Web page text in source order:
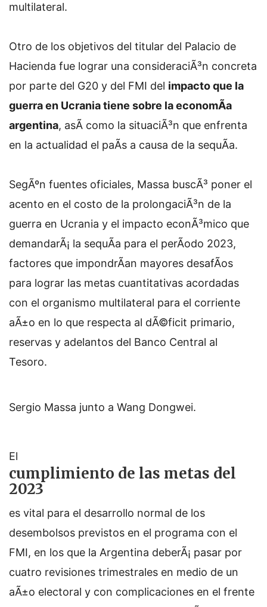
multilateral.
Otro de los objetivos del titular del Palacio de
Hacienda fue lograr una consideraciÃ³n concreta
por parte del G20 y del FMI del impacto que la
guerra en Ucrania tiene sobre la economÃ­a
argentina, asÃ­ como la situaciÃ³n que enfrenta
en la actualidad el paÃ­s a causa de la sequÃ­a.
SegÃºn fuentes oficiales, Massa buscÃ³ poner el
acento en el costo de la prolongaciÃ³n de la
guerra en Ucrania y el impacto econÃ³mico que
demandarÃ¡ la sequÃ­a para el perÃ­odo 2023,
factores que impondrÃ­an mayores desafÃ­os
para lograr las metas cuantitativas acordadas
con el organismo multilateral para el corriente
aÃ±o en lo que respecta al dÃ©ficit primario,
reservas y adelantos del Banco Central al
Tesoro.
Sergio Massa junto a Wang Dongwei.
El
cumplimiento de las metas del
2023
es vital para el desarrollo normal de los
desembolsos previstos en el programa con el
FMI, en los que la Argentina deberÃ¡ pasar por
cuatro revisiones trimestrales en medio de un
aÃ±o electoral y con complicaciones en el frente